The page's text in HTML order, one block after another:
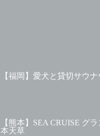
【福岡】愛犬と貸切サウ
【熊本】SEA CRUISE グ
本天草